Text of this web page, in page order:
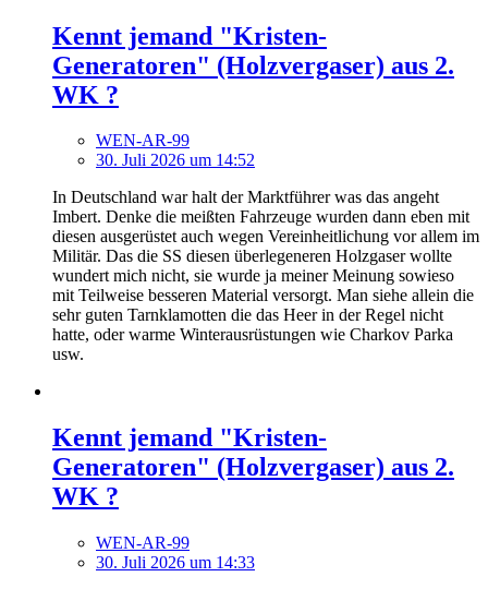
Kennt jemand "Kristen-
Generatoren" (Holzvergaser) aus 2.
WK ?
WEN-AR-99
30. Juli 2026 um 14:52
In Deutschland war halt der Marktführer was das angeht
Imbert. Denke die meißten Fahrzeuge wurden dann eben mit
diesen ausgerüstet auch wegen Vereinheitlichung vor allem im
Militär. Das die SS diesen überlegeneren Holzgaser wollte
wundert mich nicht, sie wurde ja meiner Meinung sowieso
mit Teilweise besseren Material versorgt. Man siehe allein die
sehr guten Tarnklamotten die das Heer in der Regel nicht
hatte, oder warme Winterausrüstungen wie Charkov Parka
usw.
Kennt jemand "Kristen-
Generatoren" (Holzvergaser) aus 2.
WK ?
WEN-AR-99
30. Juli 2026 um 14:33